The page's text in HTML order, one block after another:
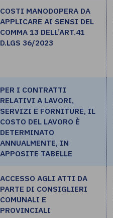
COSTI MANODOPERA DA
APPLICARE AI SENSI DEL
COMMA 13 DELL’ART.41
D.LGS 36/2023
PER I CONTRATTI
RELATIVI A LAVORI,
SERVIZI E FORNITURE, IL
COSTO DEL LAVORO È
DETERMINATO
ANNUALMENTE, IN
APPOSITE TABELLE
ACCESSO AGLI ATTI DA
PARTE DI CONSIGLIERI
COMUNALI E
PROVINCIALI